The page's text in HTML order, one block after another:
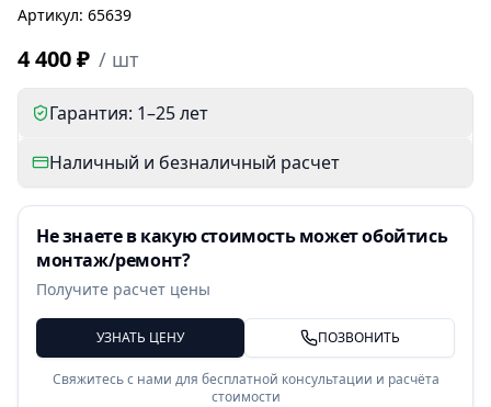
Артикул: 65639
4 400 ₽ / шт
Гарантия: 1–25 лет
Наличный и безналичный расчет
Не знаете в какую стоимость может обойтись
монтаж/ремонт?
Получите расчет цены
УЗНАТЬ ЦЕНУ ПОЗВОНИТЬ
Свяжитесь с нами для бесплатной консультации и расчёта
стоимости